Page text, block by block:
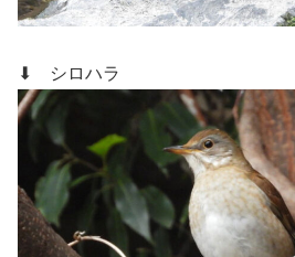
⬇ シロハラ